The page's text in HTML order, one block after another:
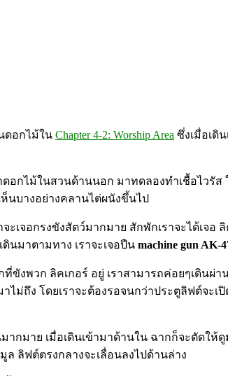
ดอกไม้ใน Chapter 4-2: Worship Area ซึ่งเมื่อเดิ
อกไม้ในสวนด้านนอก มาทดลองทำเชื้อไวรัส
นบางอย่างคลานไต่ผนังขึ้นไป
ะเจอกรงขังสัตว์มากมาย สักพักเราจะได้เจ
นมาตามทาง เราจะเจอปืน machine gun AK-
ขังพวก ลิคเกอร์ อยู่ เราสามารถค่อยๆเดินผ่
ไม่ถึง โดยเราจะต้องรอจนกว่าประตูลิฟต์จ
ากมาย เมื่อเดินเข้ามาด้านใน ฉากก็จะตัด
ล ลิฟต์ตรงกลางจะเลื่อนลงไปด้านล่าง